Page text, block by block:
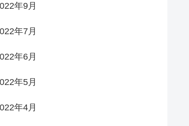
年9月
年7月
年6月
年5月
年4月